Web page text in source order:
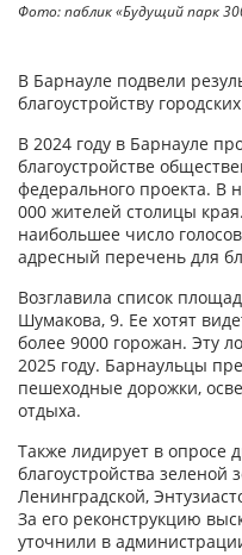
Фото: паблик «Будущий парк
В Барнауле подвели
благоустройству
В 2024 году в Барнауле
благоустройстве
федерального проекта. В
000 жителей столицы
наибольшее число
адресный перечень для
Возглавила список
Шумакова, 9. Ее хотят
более 9000 горожан. Эту
2025 году. Барнаульцы
пешеходные дорожки,
отдыха.
Также лидирует в опросе
благоустройства зеленой
Ленинградской,
За его реконструкцию
уточнили в